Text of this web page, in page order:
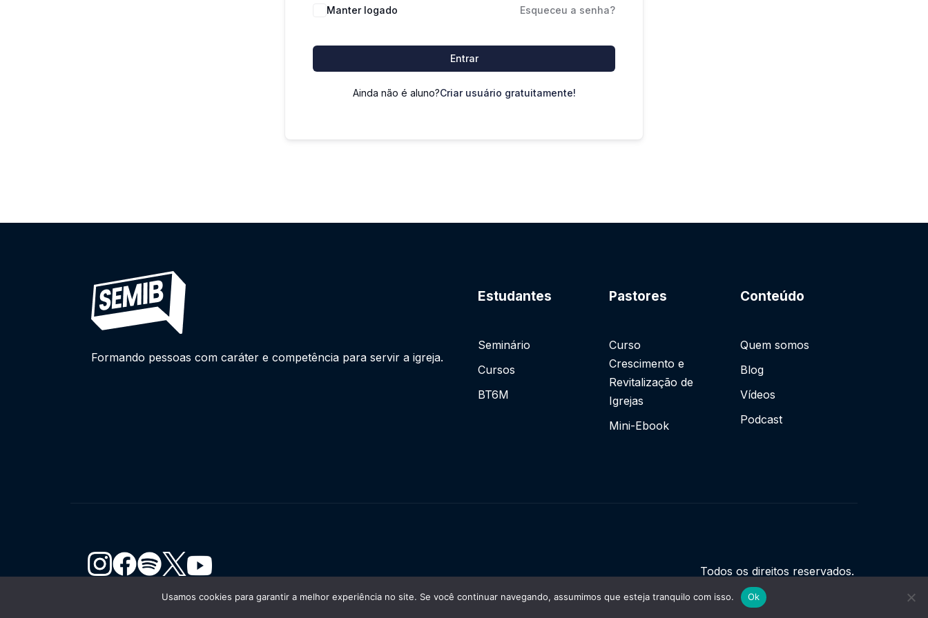
Manter logado Esqueceu a senha?
Entrar
Ainda não é aluno?Criar usuário gratuitamente!
Formando pessoas com caráter e competência para servir a igreja.
Estudantes
Seminário
Cursos
BT6M
Pastores
Curso
Crescimento e
Revitalização de
Igrejas
Mini-Ebook
Conteúdo
Quem somos
Blog
Vídeos
Podcast
Todos os direitos reservados.
Usamos cookies para garantir a melhor experiência no site. Se você continuar navegando, assumimos que esteja tranquilo com isso. Ok